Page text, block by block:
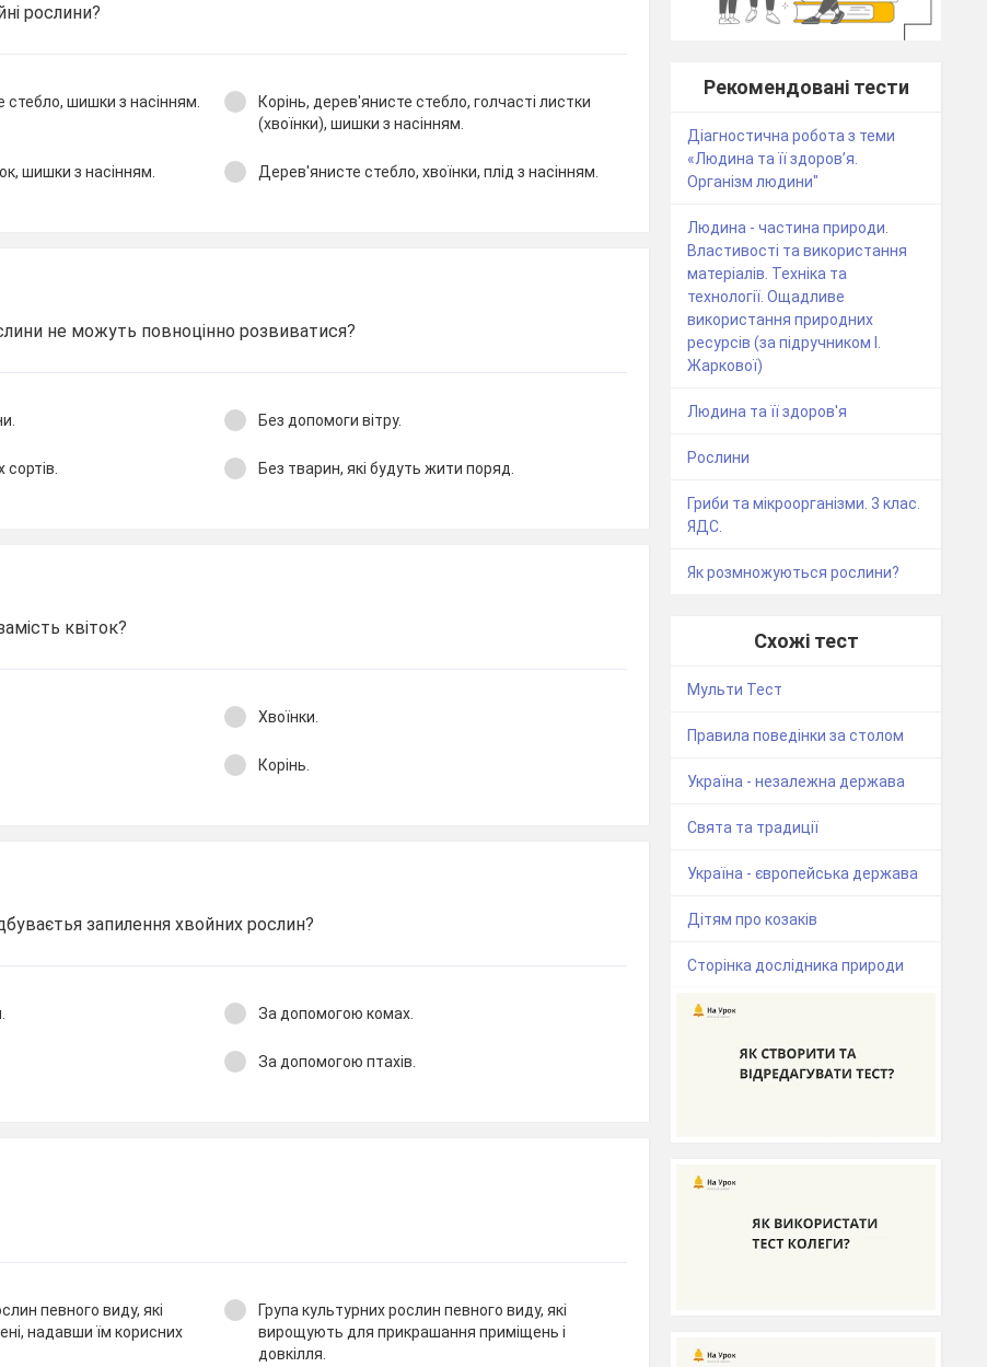
рослини?
стебло, шишки з насінням.
Корінь, дерев'янисте стебло, голчасті листки
(хвоїнки), шишки з насінням.
шишки з насінням. Дерев'янисте стебло, хвоїнки, плід з насінням.
не можуть повноцінно розвиватися?
Без допомоги вітру.
Без тварин, які будуть жити поряд.
квіток?
Хвоїнки.
Корінь.
запилення хвойних рослин?
За допомогою комах.
За допомогою птахів.
певного виду, які
надавши їм корисних
Група культурних рослин певного виду, які
вирощують для прикрашання приміщень і
довкілля.
Рекомендовані тести
Діагностична робота з теми
«Людина та її здоров’я.
Організм людини"
Людина - частина природи.
Властивості та використання
матеріалів. Техніка та
технології. Ощадливе
використання природних
ресурсів (за підручником І.
Жаркової)
Людина та її здоров'я
Рослини
Гриби та мікроорганізми. 3 клас.
ЯДС.
Як розмножуються рослини?
Схожі тест
Мульти Тест
Правила поведінки за столом
Україна - незалежна держава
Свята та традиції
Україна - європейська держава
Дітям про козаків
Сторінка дослідника природи